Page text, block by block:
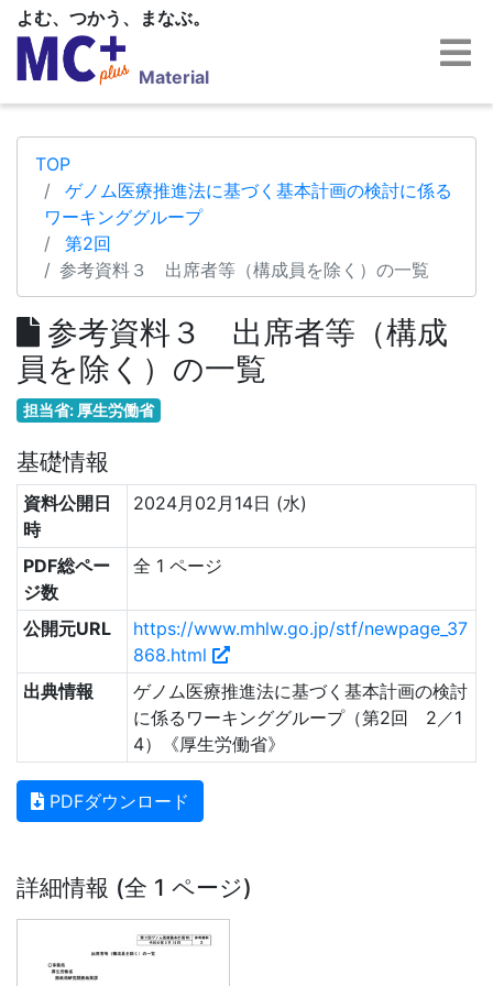
よむ、つかう、まなぶ。
Material
TOP
ゲノム医療推進法に基づく基本計画の検討に係る
ワーキンググループ
第2回
参考資料３ 出席者等（構成員を除く）の一覧
参考資料３ 出席者等（構成
員を除く）の一覧
担当省: 厚生労働省
基礎情報
資料公開日
時
2024月02月14日 (水)
PDF総ペー
ジ数
全 1 ページ
公開元URL
https://www.mhlw.go.jp/stf/newpage_37
868.html
出典情報
ゲノム医療推進法に基づく基本計画の検討
に係るワーキンググループ（第2回 2／1
4）《厚生労働省》
PDFダウンロード
詳細情報 (全 1 ページ)